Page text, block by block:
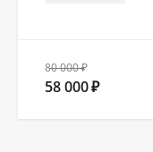
80 000 ₽
58 000₽